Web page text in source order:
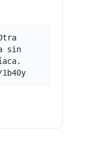
sin